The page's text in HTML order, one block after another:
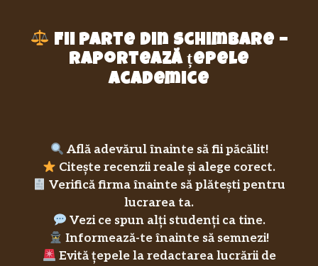
Fii parte din schimbare –
raportează țepele
academice
Află adevărul înainte să fii păcălit!
Citește recenzii reale și alege corect.
Verifică firma înainte să plătești pentru
lucrarea ta.
Vezi ce spun alți studenți ca tine.
Informează-te înainte să semnezi!
Evită țepele la redactarea lucrării de